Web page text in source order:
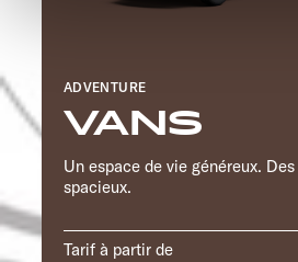
werden. Klicken Sie auf Ablehnen,
Ermöglichung der Seitennavigation
VANS
ADVENTURE
Un espace de vie généreux.
spacieux.
Tarif à partir de